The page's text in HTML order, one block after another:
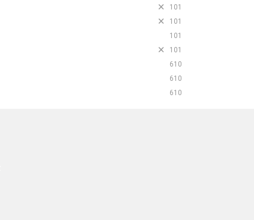
D 101
D 101
101
D 101
610
610
610